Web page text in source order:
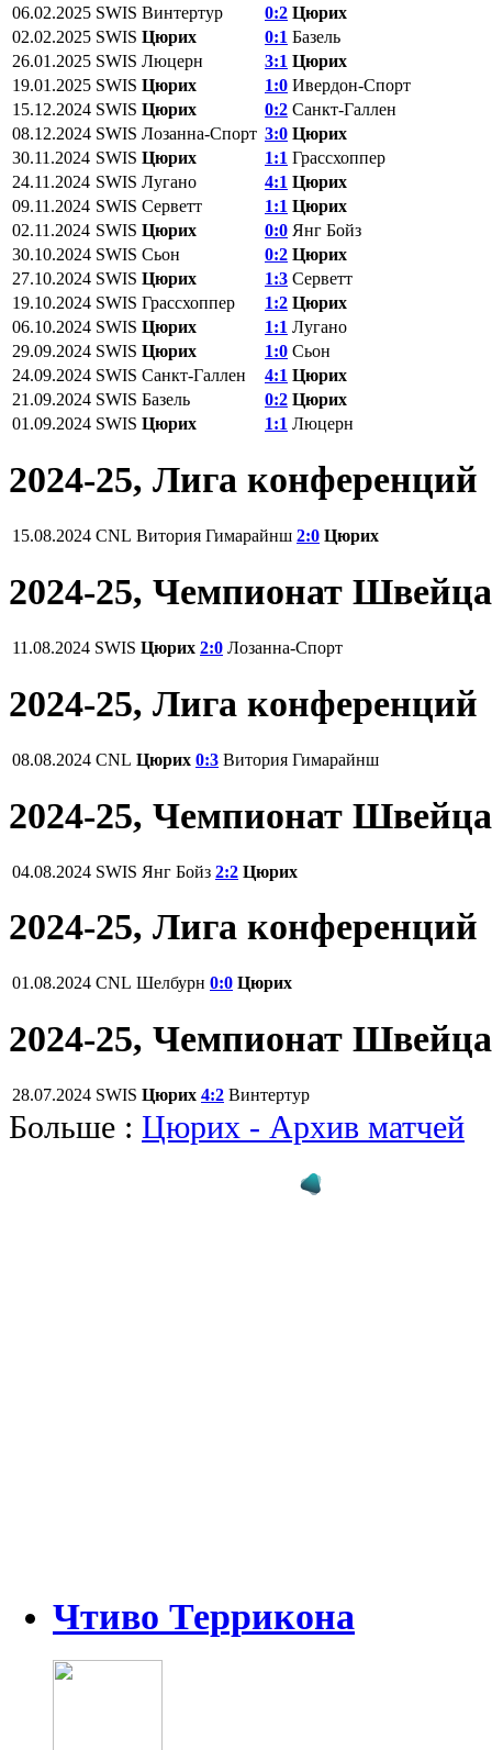
06.02.2025 SWIS Винтертур 0:2 Цюрих
02.02.2025 SWIS Цюрих 0:1 Базель
26.01.2025 SWIS Люцерн 3:1 Цюрих
19.01.2025 SWIS Цюрих 1:0 Ивердон-Спорт
15.12.2024 SWIS Цюрих 0:2 Санкт-Галлен
08.12.2024 SWIS Лозанна-Спорт 3:0 Цюрих
30.11.2024 SWIS Цюрих 1:1 Грассхоппер
24.11.2024 SWIS Лугано 4:1 Цюрих
09.11.2024 SWIS Серветт 1:1 Цюрих
02.11.2024 SWIS Цюрих 0:0 Янг Бойз
30.10.2024 SWIS Сьон 0:2 Цюрих
27.10.2024 SWIS Цюрих 1:3 Серветт
19.10.2024 SWIS Грассхоппер 1:2 Цюрих
06.10.2024 SWIS Цюрих 1:1 Лугано
29.09.2024 SWIS Цюрих 1:0 Сьон
24.09.2024 SWIS Санкт-Галлен 4:1 Цюрих
21.09.2024 SWIS Базель 0:2 Цюрих
01.09.2024 SWIS Цюрих 1:1 Люцерн
2024-25, Лига конференций
15.08.2024 CNL Витория Гимарайнш 2:0 Цюрих
2024-25, Чемпионат
11.08.2024 SWIS Цюрих 2:0 Лозанна-Спорт
2024-25, Лига конференций
08.08.2024 CNL Цюрих 0:3 Витория Гимарайнш
2024-25, Чемпионат
04.08.2024 SWIS Янг Бойз 2:2 Цюрих
2024-25, Лига конференций
01.08.2024 CNL Шелбурн 0:0 Цюрих
2024-25, Чемпионат
28.07.2024 SWIS Цюрих 4:2 Винтертур
Больше : Цюрих - Архив матчей
Чтиво Террикона